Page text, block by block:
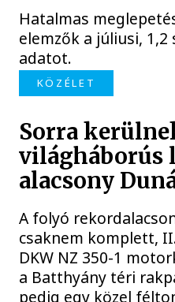
Hatalmas
elemzők a júliusi, 1,2
adatot.
KÖZÉLET
Sorra
világháborús
alacsony
A folyó
csaknem komplett,
DKW NZ 350-1
a Batthyány téri
pedig egy közel